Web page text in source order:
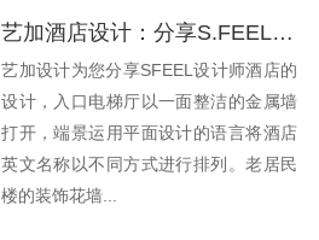
艺加酒店设计：分享S.FEEL设计师纪念酒店设计的观点
艺加设计为您分享SFEEL设计师酒店的
设计，入口电梯厅以一面整洁的金属墙
打开，端景运用平面设计的语言将酒店
英文名称以不同方式进行排列。老居民
楼的装饰花墙...